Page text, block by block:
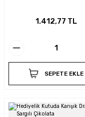
1.412,77 TL
SEPETE EKLE